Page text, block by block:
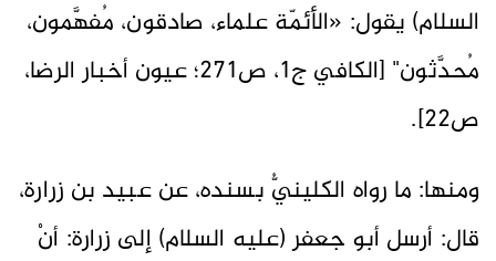
السلام) يقول: «الأئمّة علماء، صادقون، مُفهَّمون،
مُحدَّثون" [الكافي ج1، ص271؛ عيون أخبار الرضا،
ص22].
ومنها: ما رواه الكلينيُّ بسنده، عن عبيد بن زرارة،
قال: أرسل أبو جعفر (عليه السلام) إلى زرارة: أنْ